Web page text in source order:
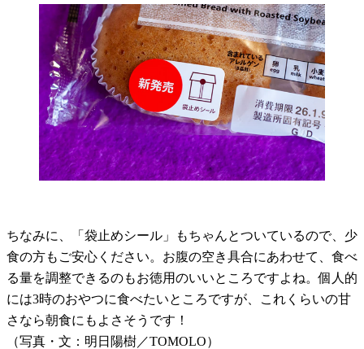
ちなみに、「袋止めシール」もちゃんとついているので、少
食の方もご安心ください。お腹の空き具合にあわせて、食べ
る量を調整できるのもお徳用のいいところですよね。個人的
には3時のおやつに食べたいところですが、これくらいの甘
さなら朝食にもよさそうです！
（写真・文：明日陽樹／TOMOLO）